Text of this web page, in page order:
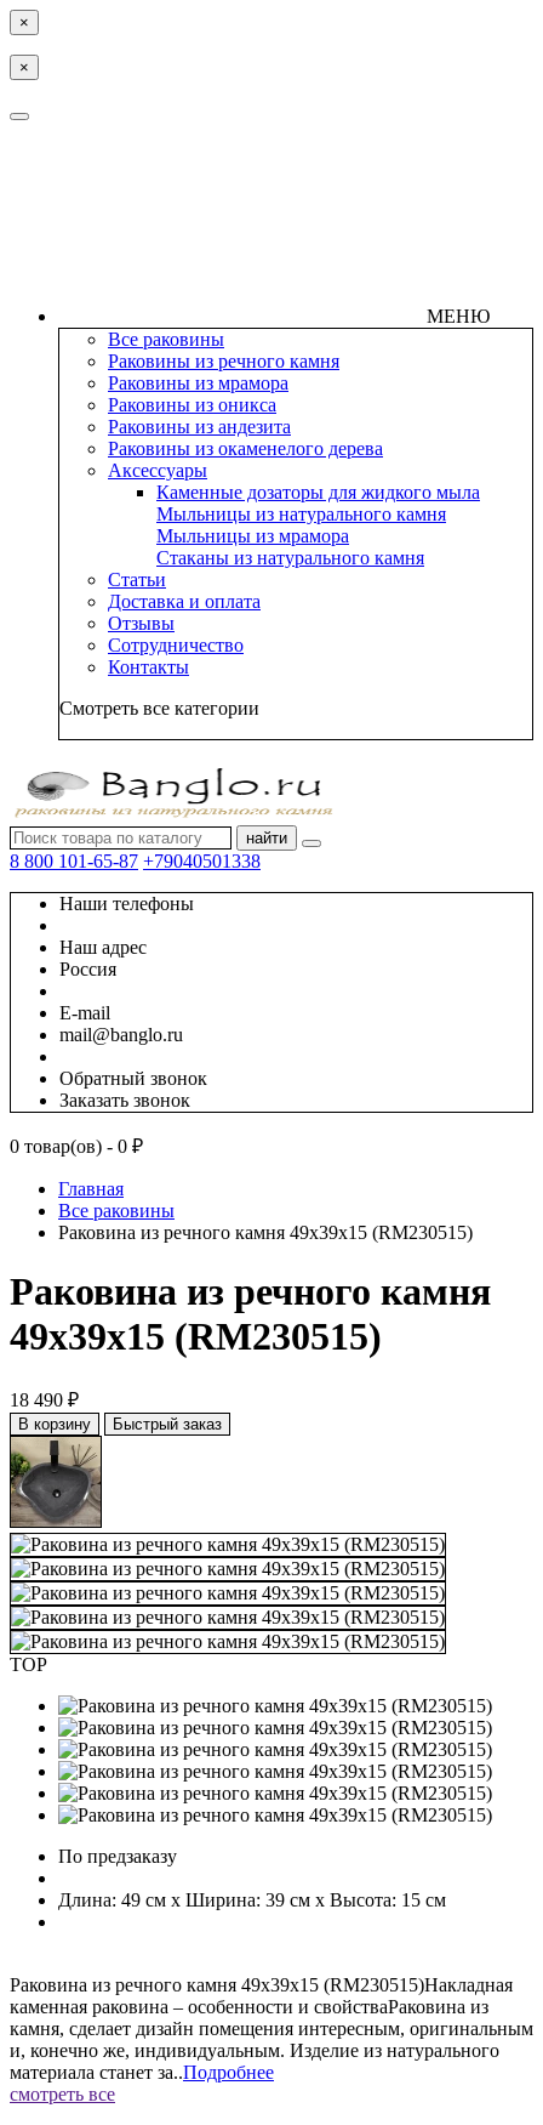
×
×
МЕНЮ
Все раковины
Раковины из речного камня
Раковины из мрамора
Раковины из оникса
Раковины из андезита
Раковины из окаменелого дерева
Аксессуары
Каменные дозаторы для жидкого мыла
Мыльницы из натурального камня
Мыльницы из мрамора
Стаканы из натурального камня
Статьи
Доставка и оплата
Отзывы
Сотрудничество
Контакты
Смотреть все категории
найти
8 800 101-65-87 +79040501338
Наши телефоны
Наш адрес
Россия
E-mail
mail@banglo.ru
Обратный звонок
Заказать звонок
0 товар(ов) - 0 ₽
Главная
Все раковины
Раковина из речного камня 49х39х15 (RM230515)
Раковина из речного камня
49х39х15 (RM230515)
18 490 ₽
В корзину Быстрый заказ
TOP
По предзаказу
Длина: 49 см x Ширина: 39 см x Высота: 15 см
Раковина из речного камня 49х39х15 (RM230515)Накладная
каменная раковина – особенности и свойстваРаковина из
камня, сделает дизайн помещения интересным, оригинальным
и, конечно же, индивидуальным. Изделие из натурального
материала станет за..Подробнее
смотреть все